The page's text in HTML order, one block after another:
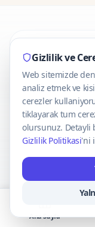
© 2025
Gizlilik ve
Web sitemizde
analiz etmek ve
cerezler
tiklayarak tum
olursunuz. Detayli
Gizlilik Politikasi'ni
Ana Sayfa